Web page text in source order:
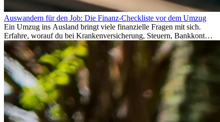
Auswandern für den Job: Die Finanz-Checkliste vor dem Umzug
Ein Umzug ins Ausland bringt viele finanzielle Fragen mit sich.
Erfahre, worauf du bei Krankenversicherung, Steuern, Bankkonto,
Rücklagen und Budgetplanung achten solltest, damit dein Neustart
im Ausland reibungslos gelingt.